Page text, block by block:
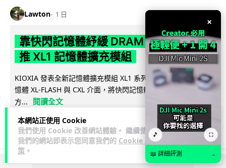
本網站正使用 Cookie
我們使用 Cookie 改善網站體驗。 繼續使用
我們的網站即表示您同意我們的 Cookie 政
策 。
Lawton 1 日
靠快閃記憶體紓緩 DRAM 不足 KIOXIA
推 XL1 記憶體擴充模組
KIOXIA 發表全新記憶體擴充模組 XL1 系列，結合低延遲快閃記
憶體 XL-FLASH 與 CXL 介面，將快閃記憶體轉化為記憶體擴充
方...
閱讀全文
86 5↗ 分享
×
🎵 ⛶
📖 詳細評測 →